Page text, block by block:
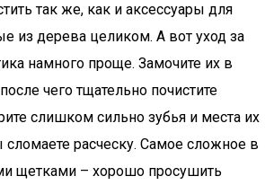
так же, как и аксессуары для
из дерева целиком. А вот уход за
намного проще. Замочите их в
чего тщательно почистите
слишком сильно зубья и места их
сломаете расческу. Самое сложное в
щетками – хорошо просушить